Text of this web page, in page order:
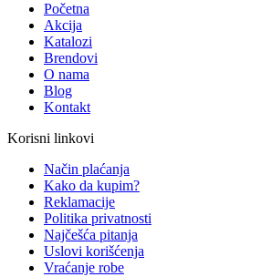
Početna
Akcija
Katalozi
Brendovi
O nama
Blog
Kontakt
Korisni linkovi
Način plaćanja
Kako da kupim?
Reklamacije
Politika privatnosti
Najčešća pitanja
Uslovi korišćenja
Vraćanje robe